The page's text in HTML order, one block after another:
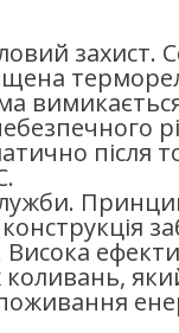
захист.
після
коливань,